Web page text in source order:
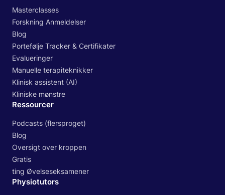
Masterclasses
Forskning Anmeldelser
Blog
Portefølje Tracker & Certifikater
Evalueringer
Manuelle terapiteknikker
Klinisk assistent (AI)
Kliniske mønstre
Ressourcer
Podcasts (flersproget)
Blog
Oversigt over kroppen
Gratis
ting Øvelseseksamener
Physiotutors